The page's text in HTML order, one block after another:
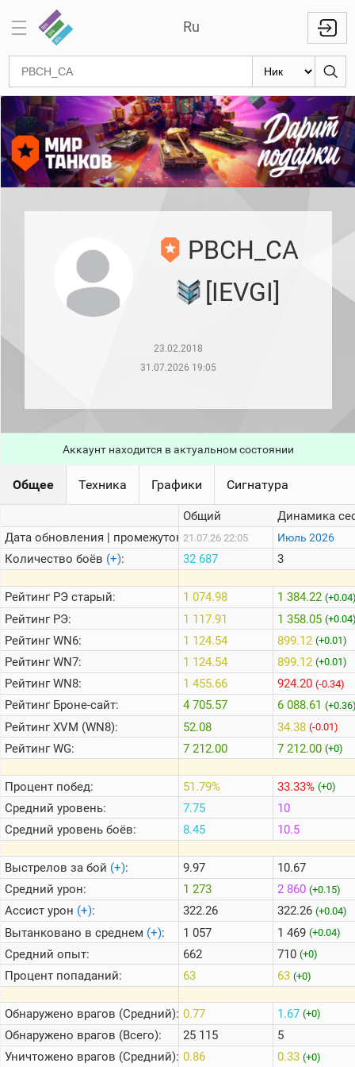
Ru
Отметки
на
стволах
Знаки
классности
Международный
рейтинг
месяц)
(за
последние
сессии)
Топ
1000
Кланы
стримеров
Информация
Онлайн
Цветовая
шкала
Теlegram
ВК
Портал
Мира
Танков
PBCH_CA
[IEVGI]
23.02.2018
31.07.2026 19:05
Аккаунт находится в актуальном состоянии
Общее Техника Графики Сигнатура
Дата обновления | промежуток:
Количество боёв (+):
РейтингРЭ старый:
РейтингРЭ:
РейтингWN6:
РейтингWN7:
РейтингWN8:
РейтингБроне-сайт:
РейтингXVM (WN8):
РейтингWG:
Процент побед:
Средний уровень:
Средний уровень боёв:
Выстрелов за бой (+):
Средний урон:
Ассист урон (+):
Вытанковано в среднем (+):
Средний опыт:
Процент попаданий:
Обнаружено врагов (Средний):
Обнаружено врагов (Всего):
Уничтожено врагов (Средний):
Общий
21.07.26 22:05
32 687
1 074.98
1 117.91
1 124.54
1 124.54
1 455.66
4 705.57
52.08
7 212.00
51.79%
7.75
8.45
9.97
1 273
322.26
1 057
662
63
0.77
25 115
0.86
Динамика
Июль 2026
3
1 384.22
1 358.05
899.12 (+0.01)
899.12 (+0.01)
924.20 (-0.34)
6 088.61
34.38 (-0.01)
7 212.00 (+0)
33.33% (+0)
10
10.5
10.67
2 860 (+0.15)
322.26 (+0.04)
1 469 (+0.04)
710 (+0)
63 (+0)
1.67 (+0)
5
0.33 (+0)